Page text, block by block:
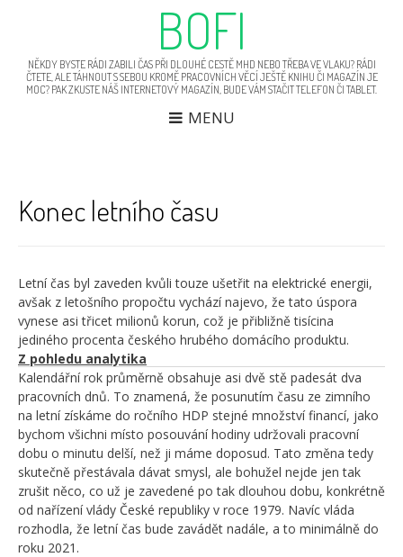
BOFI
NĚKDY BYSTE RÁDI ZABILI ČAS PŘI DLOUHÉ CESTĚ MHD NEBO TŘEBA VE VLAKU? RÁDI
ČTETE, ALE TÁHNOUT S SEBOU KROMĚ PRACOVNÍCH VĚCÍ JEŠTĚ KNIHU ČI MAGAZÍN JE
MOC? PAK ZKUSTE NÁŠ INTERNETOVÝ MAGAZÍN, BUDE VÁM STAČIT TELEFON ČI TABLET.
MENU
Konec letního času
Letní čas byl zaveden kvůli touze ušetřit na elektrické energii,
avšak z letošního propočtu vychází najevo, že tato úspora
vynese asi třicet milionů korun, což je přibližně tisícina
jediného procenta českého hrubého domácího produktu.
Z pohledu analytika
Kalendářní rok průměrně obsahuje asi dvě stě padesát dva
pracovních dnů. To znamená, že posunutím času ze zimního
na letní získáme do ročního HDP stejné množství financí, jako
bychom všichni místo posouvání hodiny udržovali pracovní
dobu o minutu delší, než ji máme doposud. Tato změna tedy
skutečně přestávala dávat smysl, ale bohužel nejde jen tak
zrušit něco, co už je zavedené po tak dlouhou dobu, konkrétně
od nařízení vlády České republiky v roce 1979. Navíc vláda
rozhodla, že letní čas bude zavádět nadále, a to minimálně do
roku 2021.